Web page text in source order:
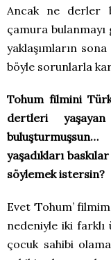
Ancak ne derler
çamura bulanmayı
yaklaşımların
böyle sorunlarla
Tohum filmini
dertleri
yaşadıkları
söylemek istersin?
Evet ‘Tohum’
nedeniyle iki farklı
çocuk sahibi